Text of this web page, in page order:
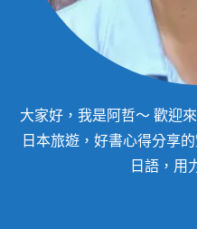
大家好，我是阿哲～ 歡迎
日本旅遊，好書心得分享
日語，用